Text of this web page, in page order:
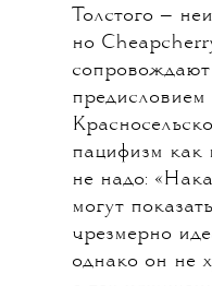
Толстого —
но
сопровождают
пацифизм как
не надо:
могут
чрезмерно
однако он не